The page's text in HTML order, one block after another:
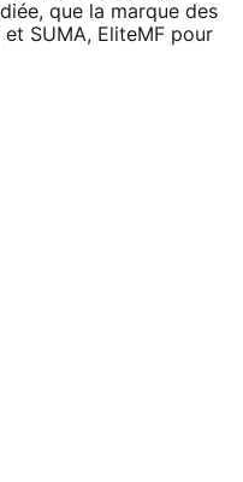
que la marque des
SUMA, EliteMF pour